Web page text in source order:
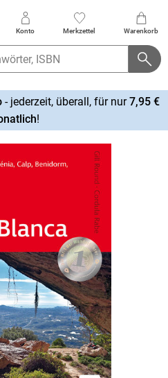
Konto Merkzettel Warenkorb
- jederzeit, überall, für nur7,95 €
!